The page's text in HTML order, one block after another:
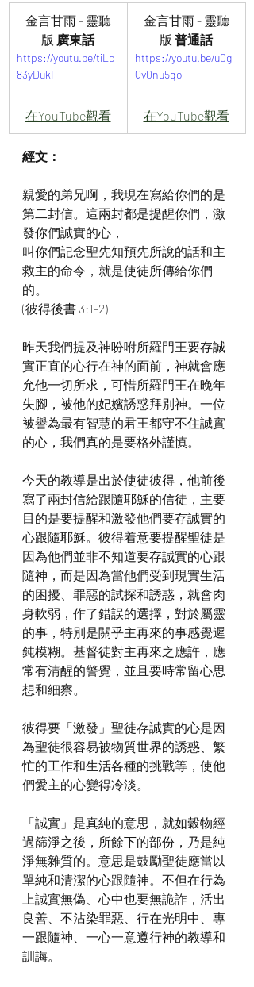
金言甘雨 - 靈聽
版 廣東話
https://youtu.be/tiLc
83yDukI
在YouTube觀看
金言甘雨 - 靈聽
版 普通話
https://youtu.be/u0g
Qv0nu5qo
在YouTube觀看
經文：
親愛的弟兄啊，我現在寫給你們的是
第二封信。這兩封都是提醒你們，激
發你們誠實的心，
叫你們記念聖先知預先所說的話和主
救主的命令，就是使徒所傳給你們
的。
(彼得後書 3:1-2)
昨天我們提及神吩咐所羅門王要存誠
實正直的心行在神的面前，神就會應
允他一切所求，可惜所羅門王在晚年
失腳，被他的妃嬪誘惑拜別神。一位
被譽為最有智慧的君王都守不住誠實
的心，我們真的是要格外謹慎。
今天的教導是出於使徒彼得，他前後
寫了兩封信給跟隨耶穌的信徒，主要
目的是要提醒和激發他們要存誠實的
心跟隨耶穌。彼得着意要提醒聖徒是
因為他們並非不知道要存誠實的心跟
隨神，而是因為當他們受到現實生活
的困擾、罪惡的試探和誘惑，就會肉
身軟弱，作了錯誤的選擇，對於屬靈
的事，特別是關乎主再來的事感覺遲
鈍模糊。基督徒對主再來之應許，應
常有清醒的警覺，並且要時常留心思
想和細察。
彼得要「激發」聖徒存誠實的心是因
為聖徒很容易被物質世界的誘惑、繁
忙的工作和生活各種的挑戰等，使他
們愛主的心變得冷淡。
「誠實」是真純的意思，就如穀物經
過篩淨之後，所餘下的部份，乃是純
淨無雜質的。意思是鼓勵聖徒應當以
單純和清潔的心跟隨神。不但在行為
上誠實無偽、心中也要無詭詐，活出
良善、不沾染罪惡、行在光明中、專
一跟隨神、一心一意遵行神的教導和
訓誨。